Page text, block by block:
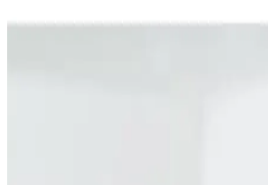
Kakao Kahverengi: Özellikler ve